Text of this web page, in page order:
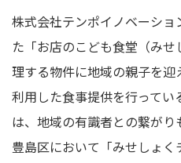
株式会社テンポイノベーシ
た「お店のこども食堂（み
理する物件に地域の親子を
利用した食事提供を行って
は、地域の有識者との繋が
豊島区において「みせしょ